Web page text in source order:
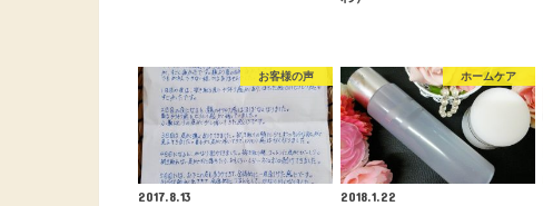
お客様の声
2017.8.13
ホームケア
2018.1.22